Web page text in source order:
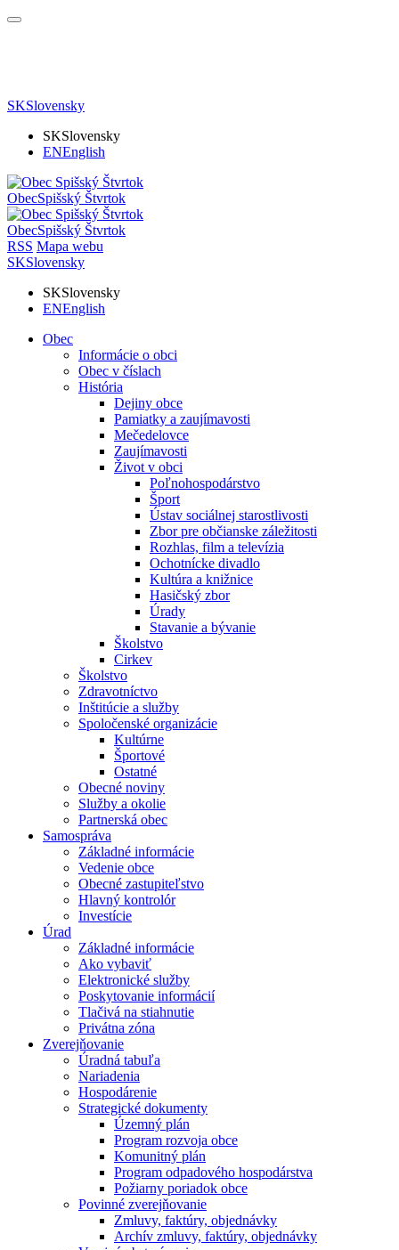
SKSlovensky
SKSlovensky
ENEnglish
ObecSpišský Štvrtok
ObecSpišský Štvrtok
RSS Mapa webu
SKSlovensky
SKSlovensky
ENEnglish
Obec
Informácie o obci
Obec v číslach
História
Dejiny obce
Pamiatky a zaujímavosti
Mečedelovce
Zaujímavosti
Život v obci
Poľnohospodárstvo
Šport
Ústav sociálnej starostlivosti
Zbor pre občianske záležitosti
Rozhlas, film a televízia
Ochotnícke divadlo
Kultúra a knižnice
Hasičský zbor
Úrady
Stavanie a bývanie
Školstvo
Cirkev
Školstvo
Zdravotníctvo
Inštitúcie a služby
Spoločenské organizácie
Kultúrne
Športové
Ostatné
Obecné noviny
Služby a okolie
Partnerská obec
Samospráva
Základné informácie
Vedenie obce
Obecné zastupiteľstvo
Hlavný kontrolór
Investície
Úrad
Základné informácie
Ako vybaviť
Elektronické služby
Poskytovanie informácií
Tlačivá na stiahnutie
Privátna zóna
Zverejňovanie
Úradná tabuľa
Nariadenia
Hospodárenie
Strategické dokumenty
Územný plán
Program rozvoja obce
Komunitný plán
Program odpadového hospodárstva
Požiarny poriadok obce
Povinné zverejňovanie
Zmluvy, faktúry, objednávky
Archív zmluvy, faktúry, objednávky